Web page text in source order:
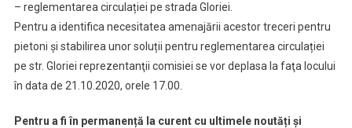
– reglementarea circulației pe strada Gloriei.
Pentru a identifica necesitatea amenajării acestor treceri pentru
pietoni şi stabilirea unor soluții pentru reglementarea circulației
pe str. Gloriei reprezentanţii comisiei se vor deplasa la faţa locului
în data de 21.10.2020, orele 17.00.
Pentru a fi în permanență la curent cu ultimele noutăți și